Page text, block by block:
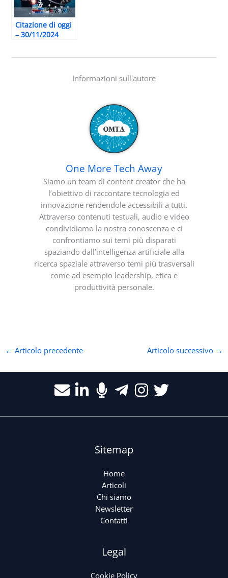
Citazione di oggi
– 30/11/2024
Informazioni sull'autore
One More Tech Away
Siamo un team di content creator che ha
l’obiettivo di raccontare tecnologia ed
innovazione rendendole accessibili a tutti.
Attraverso contenuti testuali, audio e video
condividiamo la nostra conoscenza e ci
confrontiamo sui temi più disparati
spaziando dall’intelligenza artificiale alla
ricerca spaziale attraverso temi più trasversali
come ad esempio leadership, etica e
produttività personale.
← Articolo precedente Articolo successivo →
Sitemap
Home
Articoli
Chi siamo
Newsletter
Contatti
Legal
Cookie Policy